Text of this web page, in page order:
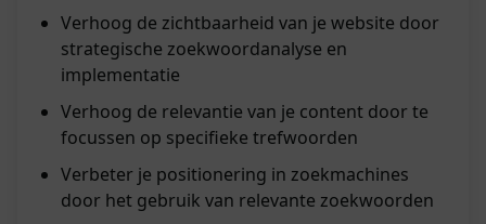
Verhoog de zichtbaarheid van je website door
strategische zoekwoordanalyse en
implementatie
Verhoog de relevantie van je content door te
focussen op specifieke trefwoorden
Verbeter je positionering in zoekmachines
door het gebruik van relevante zoekwoorden